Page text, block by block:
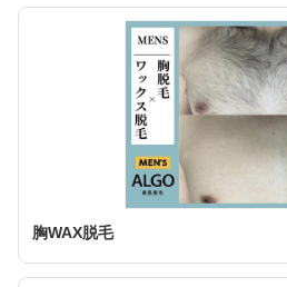
胸WAX脱毛